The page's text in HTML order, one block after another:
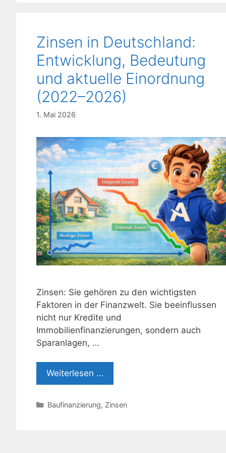
Zinsen in Deutschland:
Entwicklung, Bedeutung
und aktuelle Einordnung
(2022–2026)
1. Mai 2026
Zinsen: Sie gehören zu den wichtigsten
Faktoren in der Finanzwelt. Sie beeinflussen
nicht nur Kredite und
Immobilienfinanzierungen, sondern auch
Sparanlagen, …
Weiterlesen …
Kategorien
Baufinanzierung, Zinsen